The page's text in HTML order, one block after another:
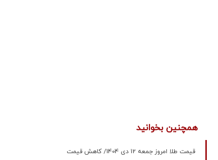
همچنین بخوانید
قیمت طلا امروز جمعه 12 دی 1404/ کاهش قیمت